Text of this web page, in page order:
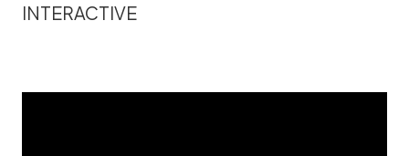
INTERACTIVE